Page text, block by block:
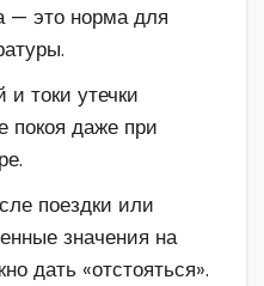
— это норма для
токи утечки
покоя даже при
поездки или
значения на
дать «отстояться».